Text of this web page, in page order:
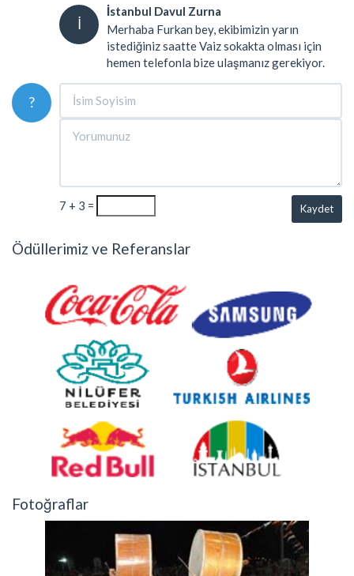
İ
İstanbul Davul Zurna
Merhaba Furkan bey, ekibimizin yarın
istediğiniz saatte Vaiz sokakta olması için
hemen telefonla bize ulaşmanız gerekiyor.
?
7 + 3 = Kaydet
Ödüllerimiz ve Referanslar
Fotoğraflar